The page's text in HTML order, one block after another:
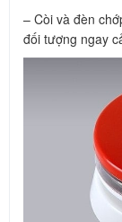
– Còi và đèn
đối tượng ngay